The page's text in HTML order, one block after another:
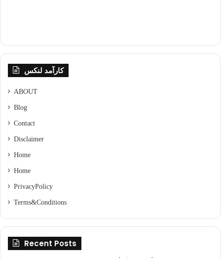
کارآمد لنکس
ABOUT
Blog
Contact
Disclaimer
Home
Home
Privacy Policy
Terms & Conditions
Recent Posts